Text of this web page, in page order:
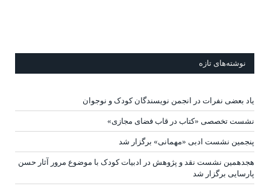
نوشته‌های تازه
یاد بعضی نفرات در انجمن نویسندگان کودک و نوجوان
نشست تخصصی «کتاب در قاب فضای مجازی»
پنجمین نشست ادبی «مهمانی» برگزار شد
هجدهمین نشست نقد و پژوهش در ادبیات کودک با موضوع مرور آثار حسن
پارسایی برگزار شد